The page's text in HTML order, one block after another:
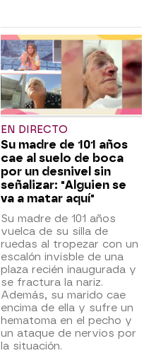
EN DIRECTO
Su madre de 101 años
cae al suelo de boca
por un desnivel sin
señalizar: "Alguien se
va a matar aquí"
Su madre de 101 años
vuelca de su silla de
ruedas al tropezar con un
escalón invisble de una
plaza recién inaugurada y
se fractura la nariz.
Además, su marido cae
encima de ella y sufre un
hematoma en el pecho y
un ataque de nervios por
la situación.